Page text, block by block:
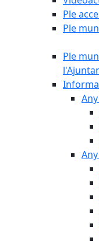
Ple
Ple
Ple